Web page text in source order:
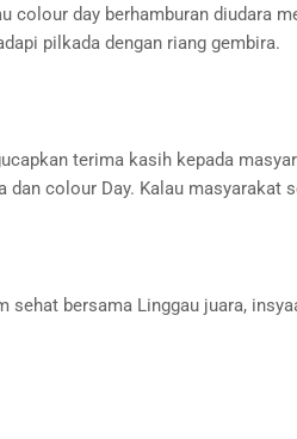
colour day berhamburan diudara
pilkada dengan riang gembira.
terima kasih kepada
dan colour Day. Kalau masyarakat
sehat bersama Linggau juara,